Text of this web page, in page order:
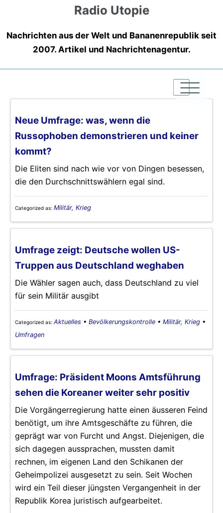
Radio Utopie
Nachrichten aus der Welt und Bananenrepublik seit
2007. Artikel und Nachrichtenagentur.
|
|
|
Neue Umfrage: was, wenn die
Russophoben demonstrieren und keiner
kommt?
Die Eliten sind nach wie vor von Dingen besessen,
die den Durchschnittswählern egal sind.
Categorized as: Militär, Krieg
Umfrage zeigt: Deutsche wollen US-
Truppen aus Deutschland weghaben
Die Wähler sagen auch, dass Deutschland zu viel
für sein Militär ausgibt
Categorized as: Aktuelles • Bevölkerungskontrolle • Militär, Krieg •
Umfragen
Umfrage: Präsident Moons Amtsführung
sehen die Koreaner weiter sehr positiv
Die Vorgängerregierung hatte einen äusseren Feind
benötigt, um ihre Amtsgeschäfte zu führen, die
geprägt war von Furcht und Angst. Diejenigen, die
sich dagegen aussprachen, mussten damit
rechnen, im eigenen Land den Schikanen der
Geheimpolizei ausgesetzt zu sein. Seit Wochen
wird ein Teil dieser jüngsten Vergangenheit in der
Republik Korea juristisch aufgearbeitet.